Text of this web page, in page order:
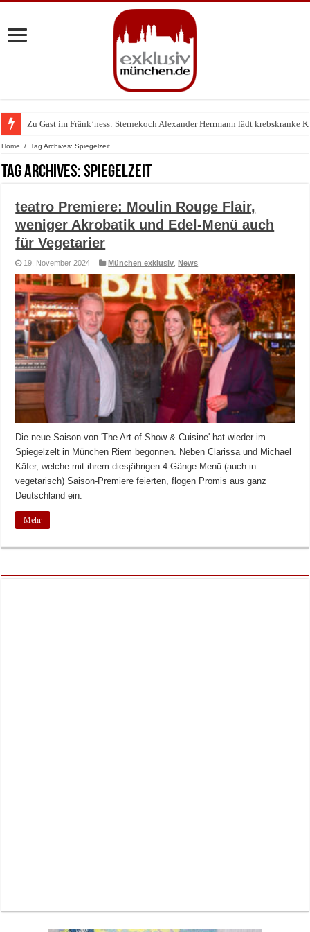
Zu Gast im Fränk’ness: Sternekoch Alexander Herrmann lädt krebskranke
Warum München gerade zum Treffpunkt der Lingerie-Branche wurde
Home / Tag Archives: Spiegelzeit
Tag Archives:Spiegelzeit
teatro Premiere: Moulin Rouge Flair,
weniger Akrobatik und Edel-Menü auch
für Vegetarier
19. November 2024 München exklusiv ,News
Die neue Saison von 'The Art of Show & Cuisine' hat wieder im
Spiegelzelt in München Riem begonnen. Neben Clarissa und Michael
Käfer, welche mit ihrem diesjährigen 4-Gänge-Menü (auch in
vegetarisch) Saison-Premiere feierten, flogen Promis aus ganz
Deutschland ein.
Mehr